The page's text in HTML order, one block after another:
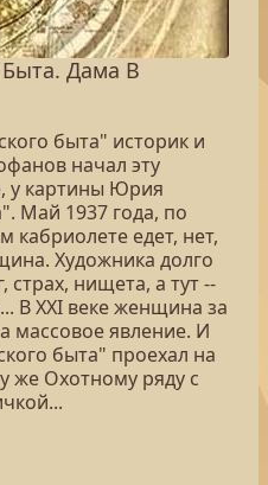
Дама В
быта" историк и
начал эту
у картины Юрия
Май 1937 года, по
кабриолете едет, нет,
Художника долго
страх, нищета, а тут --
В XXI веке женщина за
массовое явление. И
быта" проехал на
же Охотному ряду с